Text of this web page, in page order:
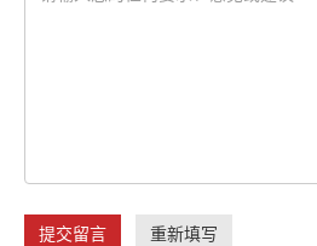
提交留言 重新填写